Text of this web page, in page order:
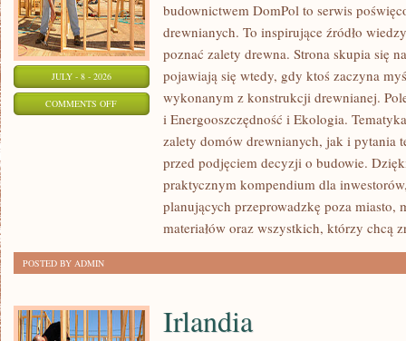
JULY - 8 - 2026
COMMENTS OFFON
FORMALNOŚCI
budownictwem DomPol to serwis
drewnianych. To inspirujące źródło
poznać zalety drewna. Strona skupia się
pojawiają się wtedy, gdy ktoś zaczyna
wykonanym z konstrukcji drewnianej.
i Energooszczędność i Ekologia.
zalety domów drewnianych, jak i pytania
przed podjęciem decyzji o budowie.
praktycznym kompendium dla
planujących przeprowadzkę poza miasto,
materiałów oraz wszystkich, którzy chcą
POSTED BY ADMIN
Irlandia